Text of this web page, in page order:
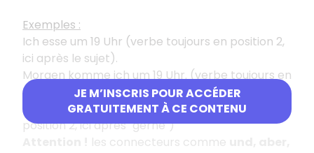
JE M’INSCRIS POUR ACCÉDER
GRATUITEMENT À CE CONTENU
Exemples :
Ich esse um 19 Uhr (verbe toujours en position 2,
ici après le sujet).
Morgen komme ich um 19 Uhr. (verbe toujours en
position 2, ici après "Morgen")
Gerne komme ich mit ! ((verbe toujours en
position 2, ici après "gerne")
les connecteurs comme